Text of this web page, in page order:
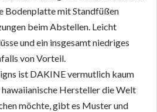
Bodenplatte mit Standfüßen
beim Abstellen. Leicht
und ein insgesamt niedriges
von Vorteil.
ist DAKINE vermutlich kaum
Hersteller die Welt
möchte, gibt es Muster und